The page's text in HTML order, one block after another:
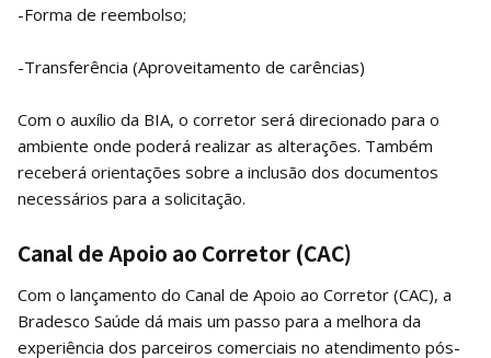
-Forma de reembolso;
-Transferência (Aproveitamento de carências)
Com o auxílio da BIA, o corretor será direcionado para o
ambiente onde poderá realizar as alterações. Também
receberá orientações sobre a inclusão dos documentos
necessários para a solicitação.
Canal de Apoio ao Corretor (CAC)
Com o lançamento do Canal de Apoio ao Corretor (CAC), a
Bradesco Saúde dá mais um passo para a melhora da
experiência dos parceiros comerciais no atendimento pós-